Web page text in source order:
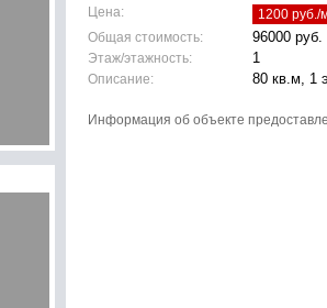
Цена:
1200 руб./
Общая стоимость:
96000 руб.
Этаж/этажность:
1
Описание:
80 кв.м, 1
Информация об объекте